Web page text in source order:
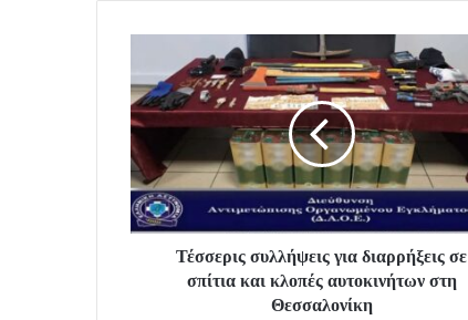
Τέσσερις συλλήψεις για διαρρήξεις σε
σπίτια και κλοπές αυτοκινήτων στη
Θεσσαλονίκη